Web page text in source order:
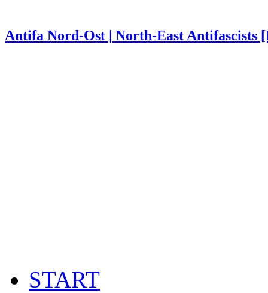
Antifa Nord-Ost | North-East Antifascists
START